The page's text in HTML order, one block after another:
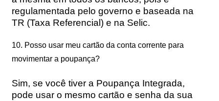
regulamentada pelo governo e baseada na
TR (Taxa Referencial) e na Selic.
10. Posso usar meu cartão da conta corrente para
movimentar a poupança?
Sim, se você tiver a Poupança Integrada,
pode usar o mesmo cartão e senha da sua